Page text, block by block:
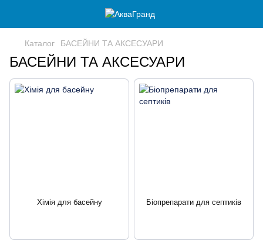
Каталог БАСЕЙНИ ТА АКСЕСУАРИ
БАСЕЙНИ ТА АКСЕСУАРИ
Хімія для басейну Біопрепарати для септиків